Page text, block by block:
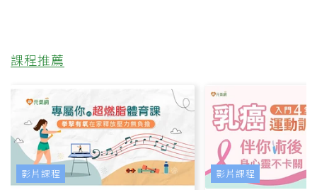
課程推薦
影片課程 影片課程